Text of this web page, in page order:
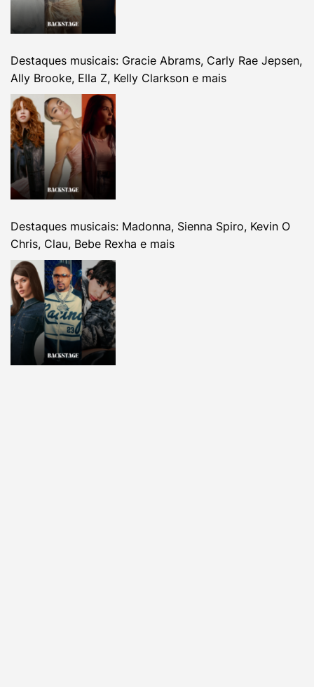
Destaques musicais: Gracie Abrams, Carly Rae Jepsen,
Ally Brooke, Ella Z, Kelly Clarkson e mais
Destaques musicais: Madonna, Sienna Spiro, Kevin O
Chris, Clau, Bebe Rexha e mais